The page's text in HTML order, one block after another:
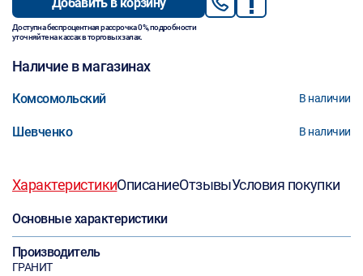
Доступна беспроцентная рассрочка 0%, подробности
уточняйте на кассах в торговых залах.
Наличие в магазинах
Комсомольский В наличии
Шевченко В наличии
ХарактеристикиОписаниеОтзывыУсловия покупки
Основные характеристики
Производитель
ГРАНИТ